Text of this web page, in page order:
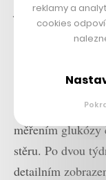
jako benefit.
třetí plán, který
Cesta klientů
složení těla,
měřením glukózy
stěru. Po dvou
detailním
reklamy a
cookies